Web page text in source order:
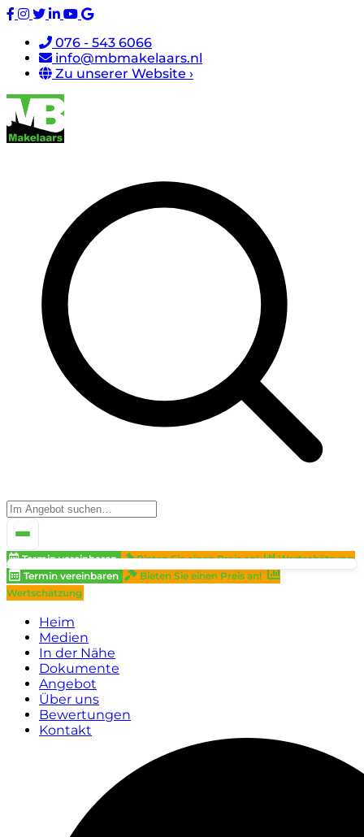
076 - 543 6066
info@mbmakelaars.nl
Zu unserer Website ›
Termin vereinbaren Bieten Sie einen Preis an!
Wertschätzung
Termin vereinbaren
Bieten Sie einen Preis an!
Wertschätzung
Heim
Medien
In der Nähe
Dokumente
Angebot
Über uns
Bewertungen
Kontakt